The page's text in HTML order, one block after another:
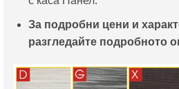
За подробни цени и
разгледайте подробното